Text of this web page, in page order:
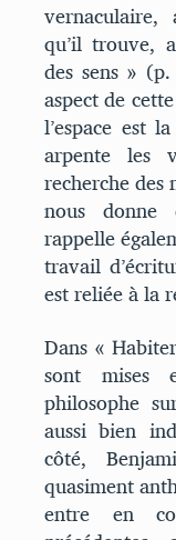
qu’il trouve,
des sens »
aspect de
l’espace est
arpente les
recherche des
nous donne
rappelle
travail
est reliée à la
Dans «
sont mises
philosophe
aussi bien
côté,
quasiment
entre en